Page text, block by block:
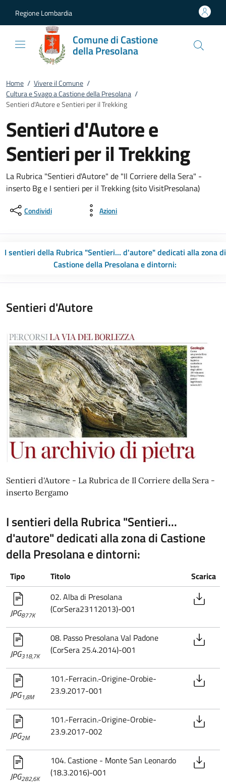
Regione Lombardia
Comune di Castione
della Presolana
Home / Vivere il Comune /
Cultura e Svago a Castione della Presolana /
Sentieri d'Autore e Sentieri per il Trekking
Sentieri d'Autore e
Sentieri per il Trekking
La Rubrica "Sentieri d'Autore" de "Il Corriere della Sera" -
inserto Bg e I sentieri per il Trekking (sito VisitPresolana)
Condividi Azioni
I sentieri della Rubrica "Sentieri... d'autore" dedicati alla zona di
Castione della Presolana e dintorni:
Sentieri d'Autore
Sentieri d'Autore - La Rubrica de Il Corriere della Sera -
inserto Bergamo
I sentieri della Rubrica "Sentieri...
d'autore" dedicati alla zona di Castione
della Presolana e dintorni:
Tipo Titolo Scarica
JPG877K
02. Alba di Presolana
(CorSera23112013)-001
JPG318,7K
08. Passo Presolana Val Padone
(CorSera 25.4.2014)-001
JPG1,8M
101.-Ferracin.-Origine-Orobie-
23.9.2017-001
JPG2M
101.-Ferracin.-Origine-Orobie-
23.9.2017-002
JPG282,6K
104. Castione - Monte San Leonardo
(18.3.2016)-001